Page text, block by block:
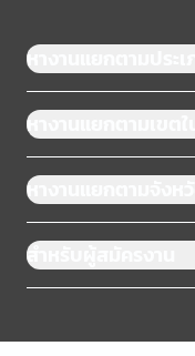
หางานแยกตามประเภ
หางานแยกตามเขตใ
หางานแยกตามจังหวั
สำหรับผู้สมัครงาน